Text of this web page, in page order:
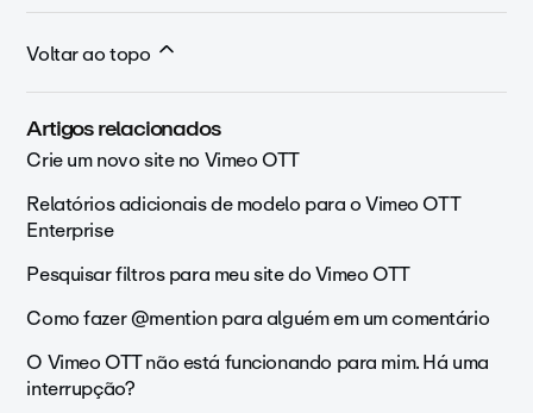
Voltar ao topo
Artigos relacionados
Crie um novo site no Vimeo OTT
Relatórios adicionais de modelo para o Vimeo OTT
Enterprise
Pesquisar filtros para meu site do Vimeo OTT
Como fazer @mention para alguém em um comentário
O Vimeo OTT não está funcionando para mim. Há uma
interrupção?